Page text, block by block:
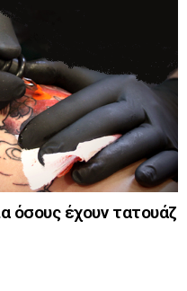
όσους έχουν τατουάζ